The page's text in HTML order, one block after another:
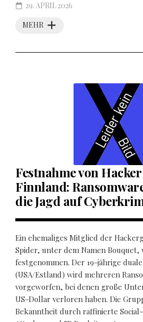
MEHR
29. APRIL 2026
Festnahme von
Finnland:
die Jagd auf
Ein ehemaliges Mitglied der
Spider, unter dem Namen Bouquet,
festgenommen. Der 19-jährige
(USA/Estland) wird mehreren
vorgeworfen, bei denen große
US-Dollar verloren haben. Die
Bekanntheit durch raffinierte